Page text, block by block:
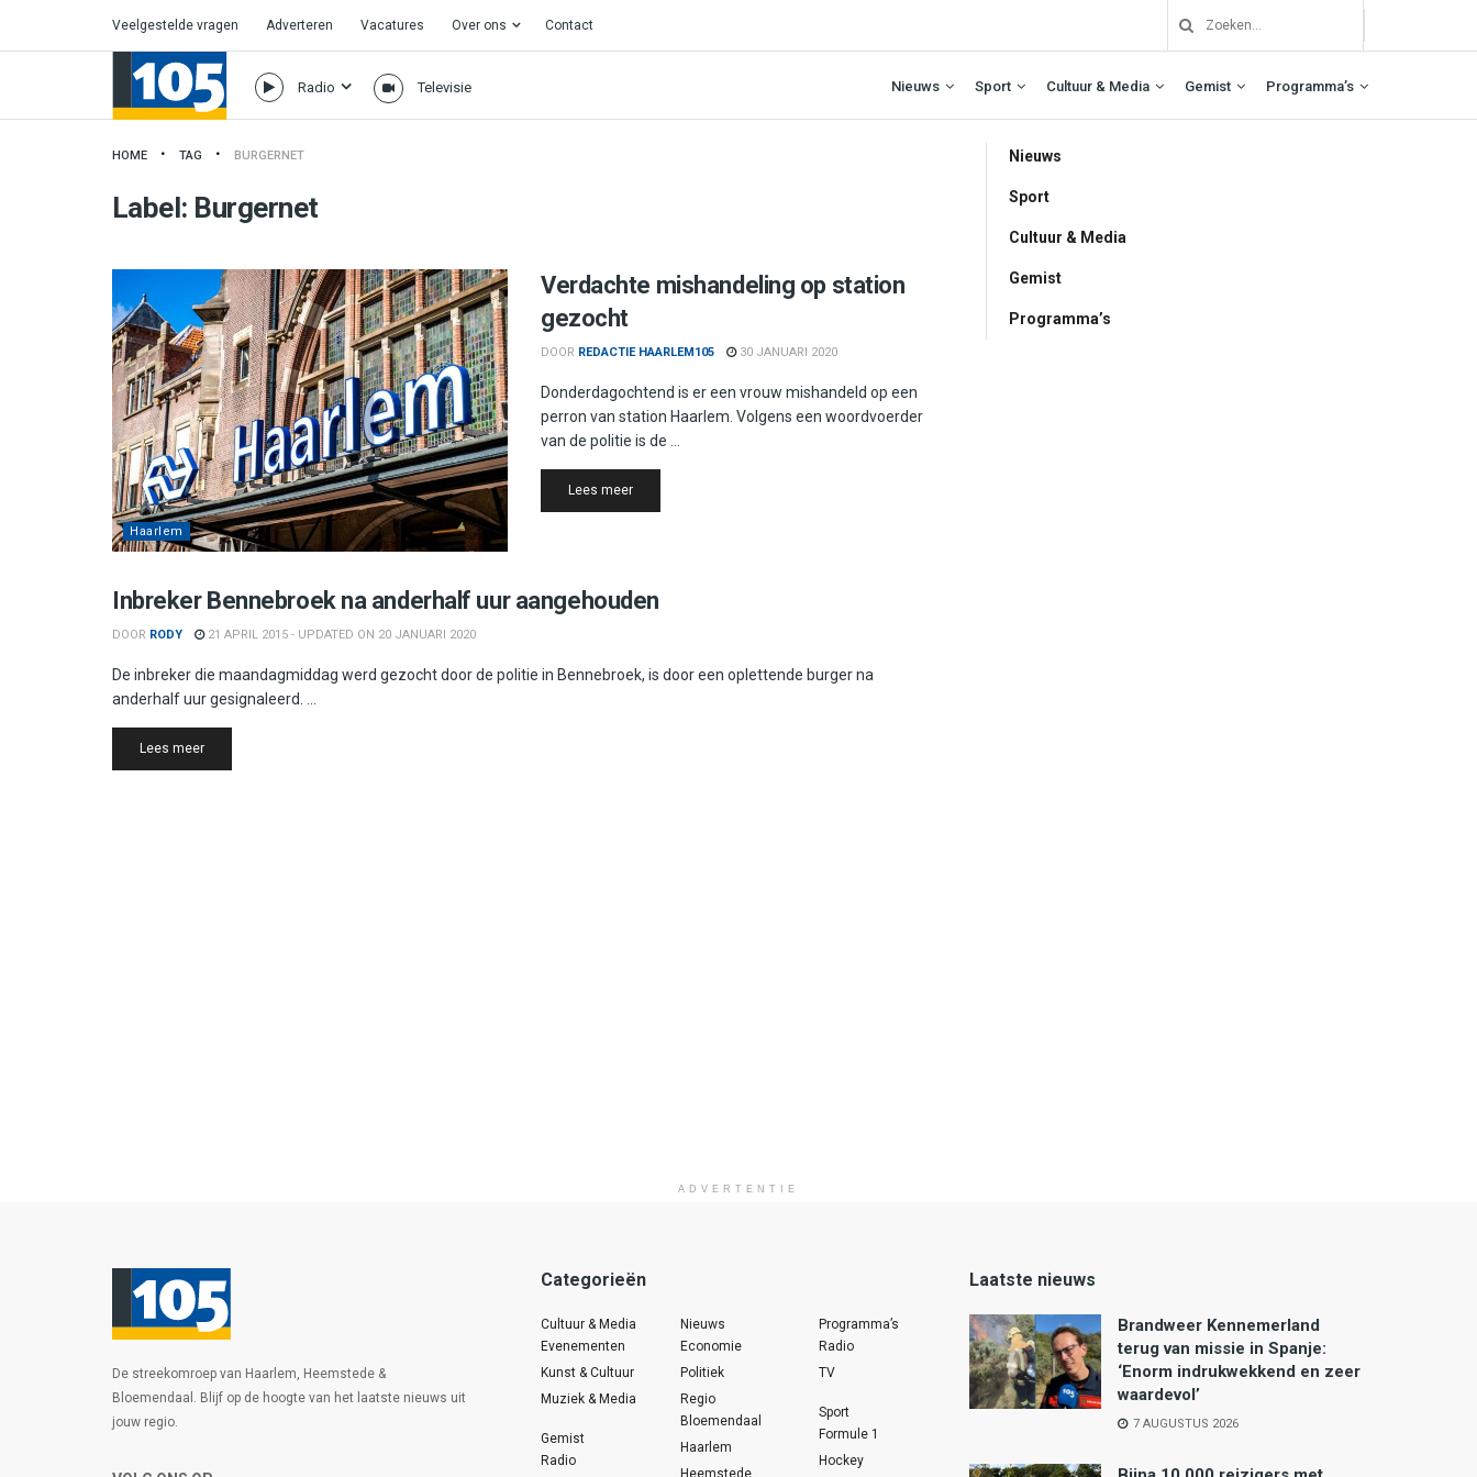
Veelgestelde vragen Adverteren Vacatures Over ons Contact
Radio Televisie Nieuws Sport Cultuur & Media Gemist Programma’s
HOME TAG BURGERNET
Label: Burgernet
Haarlem
Verdachte mishandeling op station
gezocht
DOOR REDACTIE HAARLEM105 30 JANUARI 2020
Donderdagochtend is er een vrouw mishandeld op een
perron van station Haarlem. Volgens een woordvoerder
van de politie is de ...
Lees meerDetails
Inbreker Bennebroek na anderhalf uur aangehouden
DOOR RODY 21 APRIL 2015 - UPDATED ON 20 JANUARI 2020
De inbreker die maandagmiddag werd gezocht door de politie in Bennebroek, is door een oplettende burger na
anderhalf uur gesignaleerd. ...
Lees meerDetails
Nieuws
Sport
Cultuur & Media
Gemist
Programma’s
ADVERTENTIE
De streekomroep van Haarlem, Heemstede &
Bloemendaal. Blijf op de hoogte van het laatste nieuws uit
jouw regio.
Categorieën
Cultuur & Media
Evenementen
Kunst & Cultuur
Muziek & Media
Gemist
Radio
Nieuws
Economie
Politiek
Regio
Bloemendaal
Haarlem
Programma’s
Radio
TV
Sport
Formule 1
Hockey
Laatste nieuws
Brandweer Kennemerland
terug van missie in Spanje:
‘Enorm indrukwekkend en zeer
waardevol’
7 AUGUSTUS 2026